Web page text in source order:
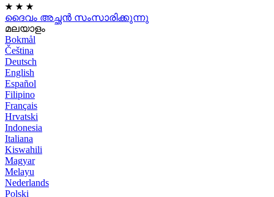
★ ★ ★
ദൈവം അച്ഛൻ സംസാരിക്കുന്നു
മലയാളം
Bokmål
Čeština
Deutsch
English
Español
Filipino
Français
Hrvatski
Indonesia
Italiana
Kiswahili
Magyar
Melayu
Nederlands
Polski